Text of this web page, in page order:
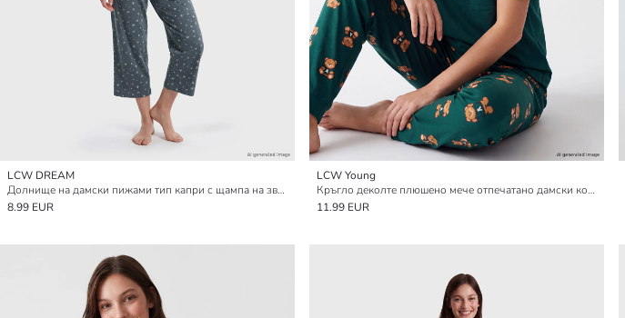
LCW DREAM
Долнище на дамски пижами тип капри с щампа на звезди
8.99 EUR
LCW Young
Кръгло деколте плюшено мече отпечатано дамски комплект пижами
11.99 EUR